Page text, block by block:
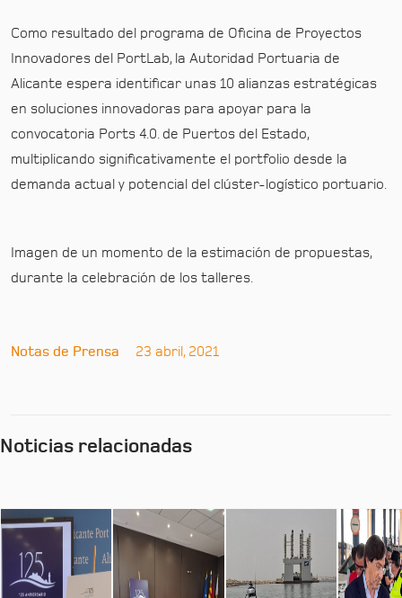
Como resultado del programa de Oficina de Proyectos
Innovadores del PortLab, la Autoridad Portuaria de
Alicante espera identificar unas 10 alianzas estratégicas
en soluciones innovadoras para apoyar para la
convocatoria Ports 4.0. de Puertos del Estado,
multiplicando significativamente el portfolio desde la
demanda actual y potencial del clúster-logístico portuario.
Imagen de un momento de la estimación de propuestas,
durante la celebración de los talleres.
Notas de Prensa 23 abril, 2021
Noticias relacionadas